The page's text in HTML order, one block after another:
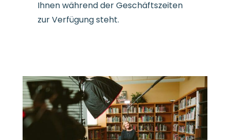
Ihnen während der Geschäftszeiten
zur Verfügung steht.